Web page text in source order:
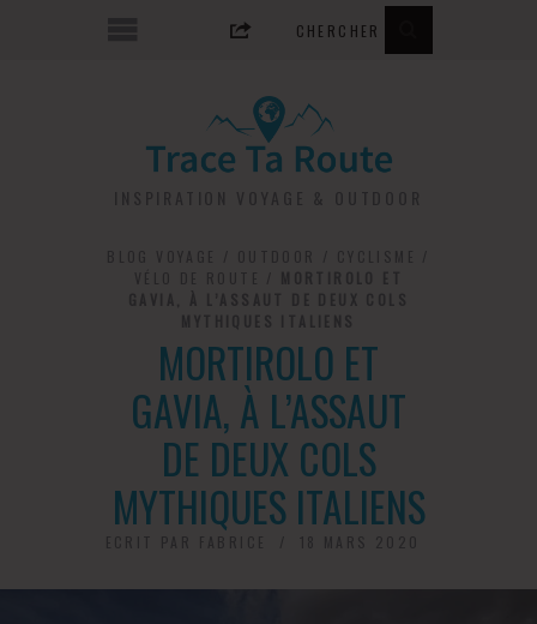
MORTIROLO ET
GAVIA, À L’ASSAUT
DE DEUX COLS
MYTHIQUES ITALIENS